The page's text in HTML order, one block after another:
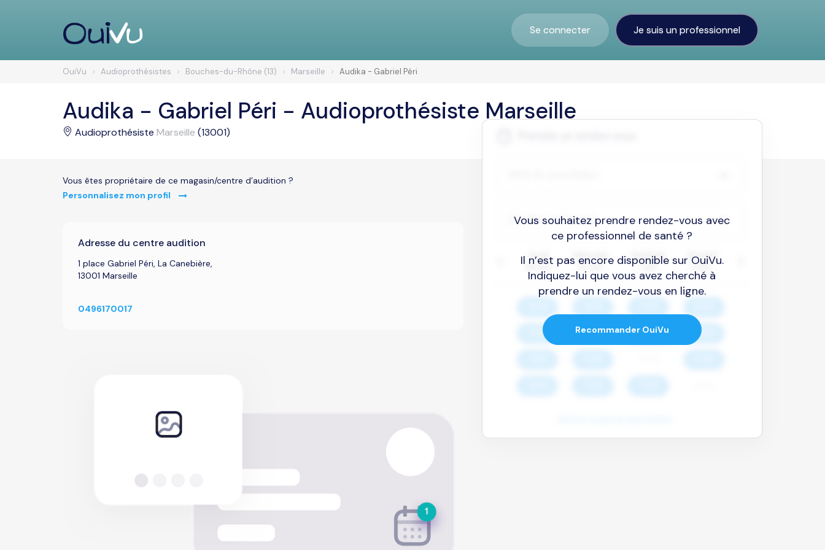
Se connecter Je suis un professionnel
OuiVu Audioprothésistes Bouches-du-Rhône (13) Marseille Audika - Gabriel Péri
Audika - Gabriel Péri - Audioprothésiste Marseille
Audioprothésiste Marseille (13001)
Vous souhaitez prendre rendez-vous avec
ce professionnel de santé ?
Il n’est pas encore disponible sur OuiVu.
Indiquez-lui que vous avez cherché à
prendre un rendez-vous en ligne.
Recommander OuiVu
Vous êtes propriétaire de ce magasin/centre d’audition ?
Personnalisez mon profil
Adresse du centre audition
1 place Gabriel Péri, La Canebière,
13001 Marseille
0496170017